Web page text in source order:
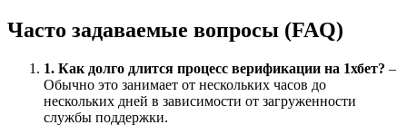
Часто задаваемые вопросы (FAQ)
1. Как долго длится процесс верификации на 1хбет? –
Обычно это занимает от нескольких часов до
нескольких дней в зависимости от загруженности
службы поддержки.